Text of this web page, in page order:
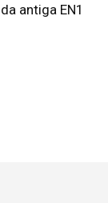
antiga EN1